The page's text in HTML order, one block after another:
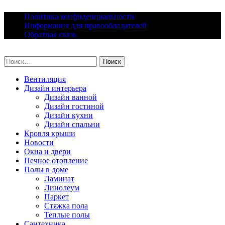
content
Политика конфиденциальности
Информация для правообладателей
Обратная связь
Найти:
Вентиляция
Дизайн интерьера
Дизайн ванной
Дизайн гостиной
Дизайн кухни
Дизайн спальни
Кровля крыши
Новости
Окна и двери
Печное отопление
Полы в доме
Ламинат
Линолеум
Паркет
Стяжка пола
Теплые полы